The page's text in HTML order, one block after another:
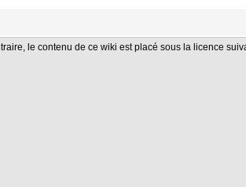
le contenu de ce wiki est placé sous la licence